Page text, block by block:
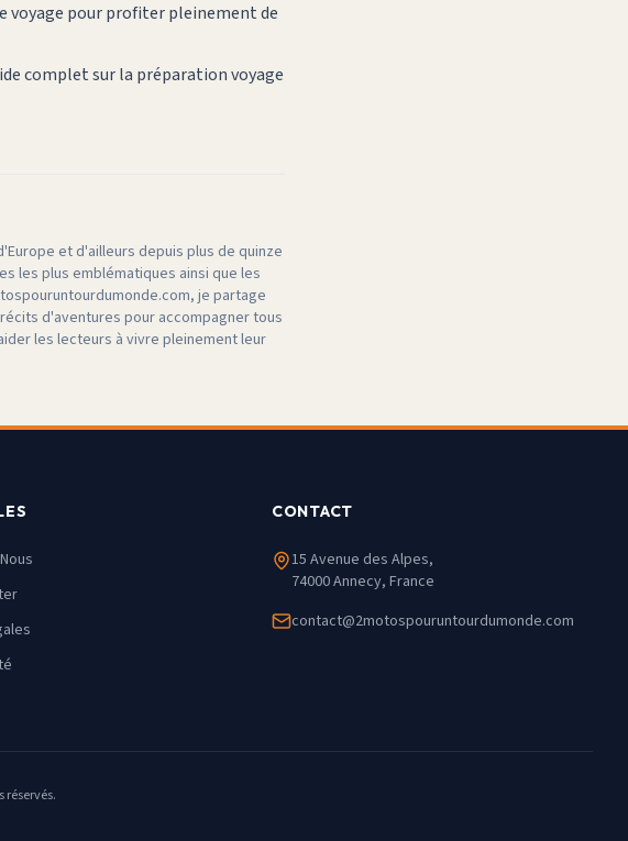
voyage pour profiter pleinement de
complet sur la préparation voyage
et d'ailleurs depuis plus de quinze
les plus emblématiques ainsi que les
je partage
d'aventures pour accompagner tous
les lecteurs à vivre pleinement leur
CONTACT
15 Avenue des Alpes,
74000 Annecy, France
contact@2motospouruntourdumonde.com
réservés.